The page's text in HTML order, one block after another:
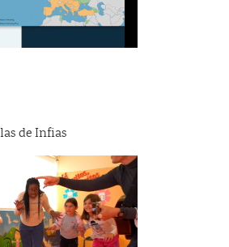
de Infias